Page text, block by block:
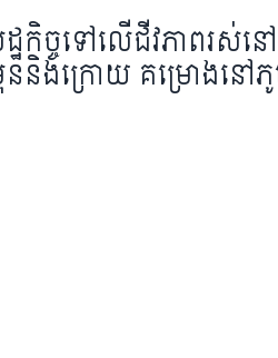
កិច្ចទៅលើជីវភាពរស់ន
ក្រោយ គម្រោងនៅភូមិត